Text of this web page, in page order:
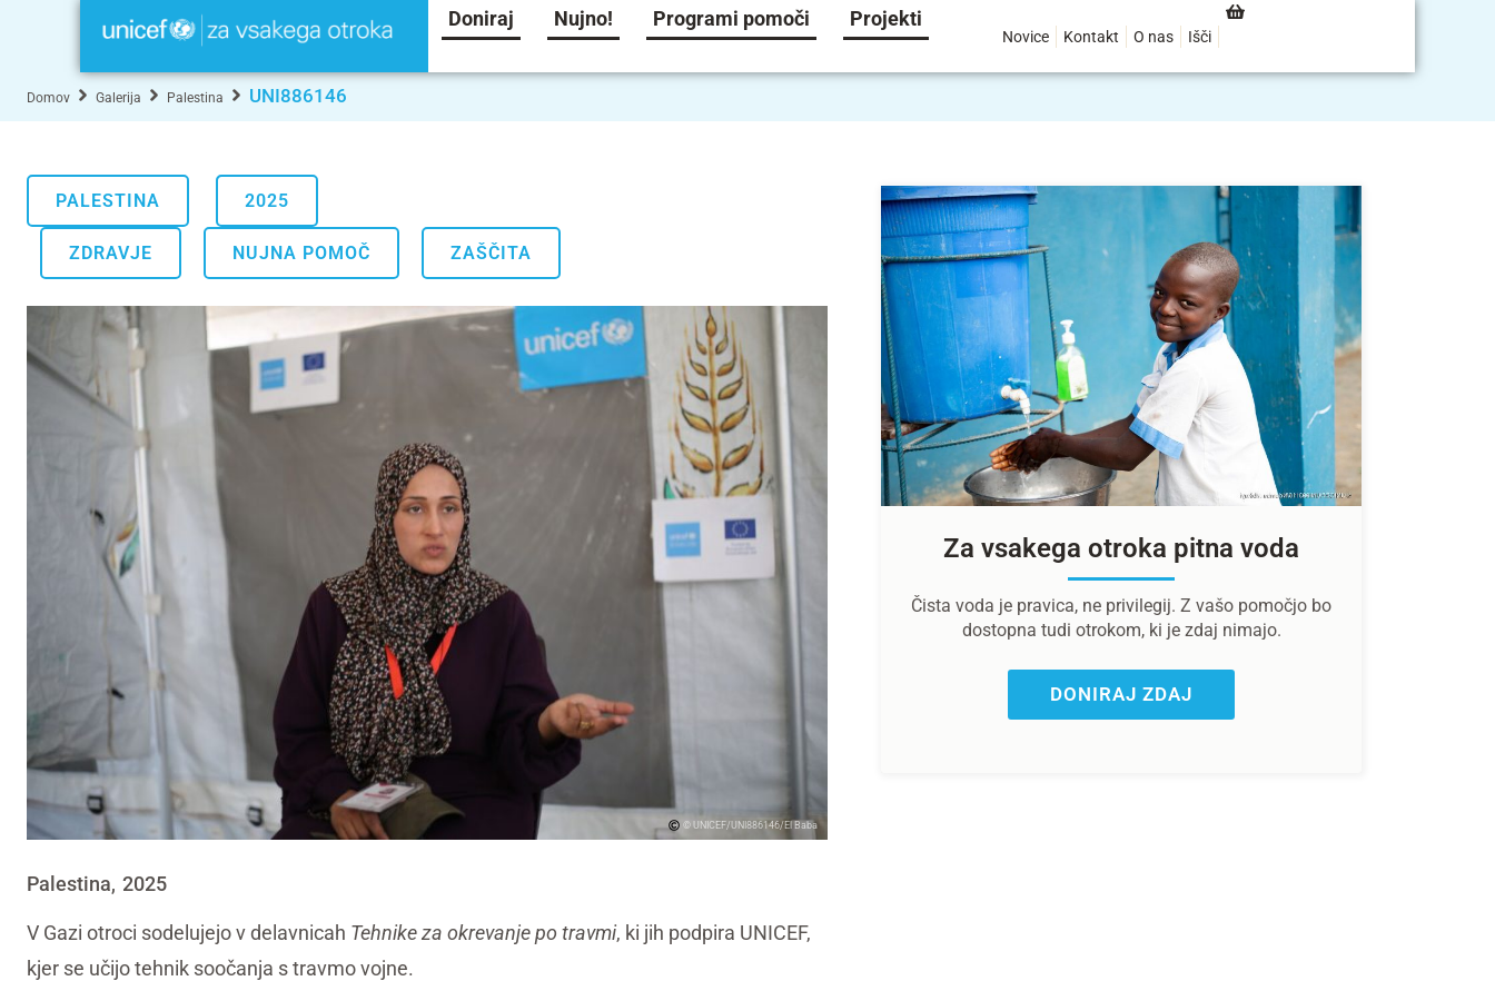
Doniraj Nujno! Programi pomoči Projekti
Novice Kontakt O nas Išči
Domov Galerija Palestina UNI886146
PALESTINA 2025
ZDRAVJE NUJNA POMOČ ZAŠČITA
© UNICEF/UNI886146/El Baba
Palestina, 2025
V Gazi otroci sodelujejo v delavnicah Tehnike za okrevanje po travmi, ki jih podpira UNICEF,
kjer se učijo tehnik soočanja s travmo vojne.
Za vsakega otroka pitna voda
Čista voda je pravica, ne privilegij. Z vašo pomočjo bo
dostopna tudi otrokom, ki je zdaj nimajo.
DONIRAJ ZDAJ